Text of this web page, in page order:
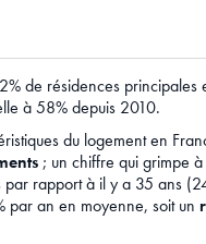
de résidences principales
à 58% depuis 2010.
du logement en
; un chiffre qui grimpe
rapport à il y a 35 ans
par an en moyenne, soit un